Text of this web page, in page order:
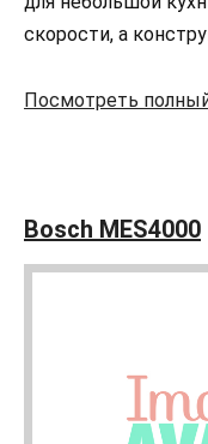
скорости, а
Посмотреть
Bosch MES4000